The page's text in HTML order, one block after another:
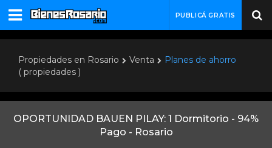
PUBLICÁ GRATIS
Propiedades en Rosario Venta
Planes de ahorro
( propiedades )
OPORTUNIDAD BAUEN PILAY: 1 Dormitorio - 94%
Pago - Rosario